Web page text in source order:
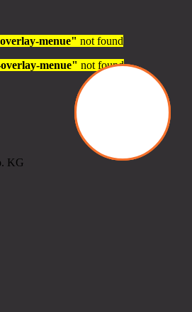
menue" not found
menue" not found
KG